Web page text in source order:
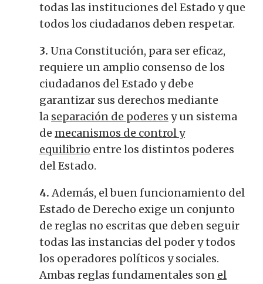
todas las instituciones del Estado y que
todos los ciudadanos deben respetar.
3. Una Constitución, para ser eficaz,
requiere un amplio consenso de los
ciudadanos del Estado y debe
garantizar sus derechos mediante
la separación de poderes y un sistema
de mecanismos de control y
equilibrio entre los distintos poderes
del Estado.
4. Además, el buen funcionamiento del
Estado de Derecho exige un conjunto
de reglas no escritas que deben seguir
todas las instancias del poder y todos
los operadores políticos y sociales.
Ambas reglas fundamentales son el